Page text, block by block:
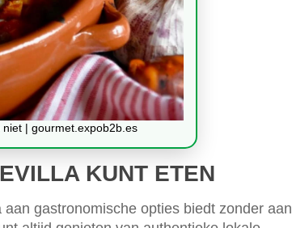
| gourmet.expob2b.es
KUNT ETEN
gastronomische opties biedt zonder aan